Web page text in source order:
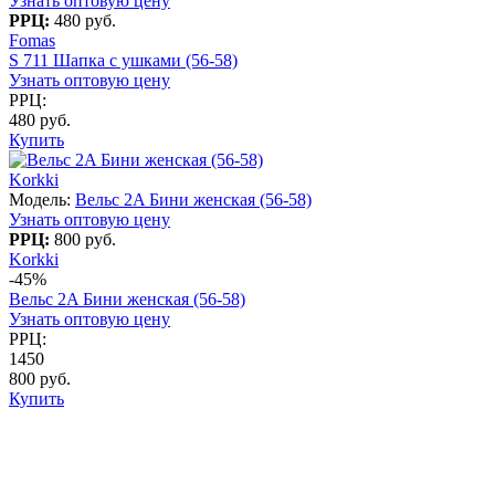
РРЦ: 480 руб.
Fomas
S 711 Шапка с ушками (56-58)
Узнать оптовую цену
РРЦ:
480 руб.
Купить
Korkki
Модель: Вельс 2A Бини женская (56-58)
Узнать оптовую цену
РРЦ: 800 руб.
Korkki
-45%
Вельс 2A Бини женская (56-58)
Узнать оптовую цену
РРЦ:
1450
800 руб.
Купить